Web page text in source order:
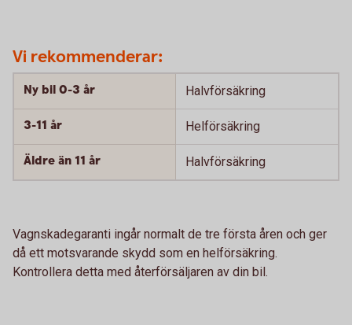
Vi rekommenderar:
Ny bil 0-3 år Halvförsäkring
3-11 år Helförsäkring
Äldre än 11 år Halvförsäkring
Vagnskadegaranti ingår normalt de tre första åren och ger
då ett motsvarande skydd som en helförsäkring.
Kontrollera detta med återförsäljaren av din bil.